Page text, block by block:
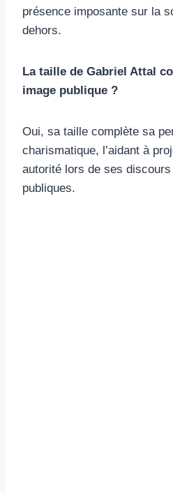
présence imposante sur la
dehors.
La taille de Gabriel Attal
image publique ?
Oui, sa taille complète sa
charismatique, l’aidant à
autorité lors de ses
publiques.